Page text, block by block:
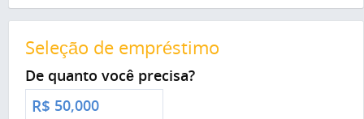
Seleção de empréstimo
De quanto você precisa?
R$